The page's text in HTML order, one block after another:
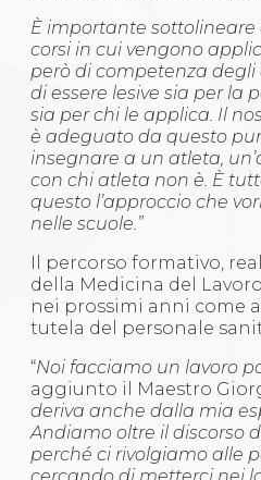
È importante
corsi in cui vengono
però di competenza
di essere lesive sia per la
sia per chi le applica. Il
è adeguato da questo
insegnare a un atleta,
con chi atleta non è. È
questo l’approccio che
nelle scuole.”
Il percorso formativo,
della Medicina del
nei prossimi anni come
tutela del personale
“Noi facciamo un lavoro
aggiunto il Maestro
deriva anche dalla mia
Andiamo oltre il discorso
perché ci rivolgiamo alle
cercando di metterci nei